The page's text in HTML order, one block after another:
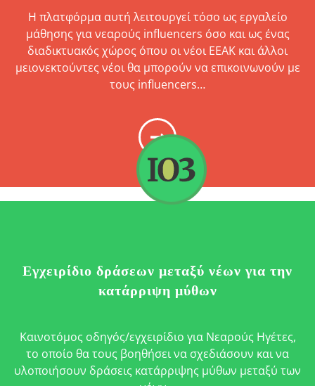
Η πλατφόρμα αυτή λειτουργεί τόσο ως εργαλείο
μάθησης για νεαρούς influencers όσο και ως ένας
διαδικτυακός χώρος όπου οι νέοι ΕΕΑΚ και άλλοι
μειονεκτούντες νέοι θα μπορούν να επικοινωνούν με
τους influencers…
Εγχειρίδιο δράσεων μεταξύ νέων για την
κατάρριψη μύθων
Καινοτόμος οδηγός/εγχειρίδιο για Νεαρούς Ηγέτες,
το οποίο θα τους βοηθήσει να σχεδιάσουν και να
υλοποιήσουν δράσεις κατάρριψης μύθων μεταξύ των